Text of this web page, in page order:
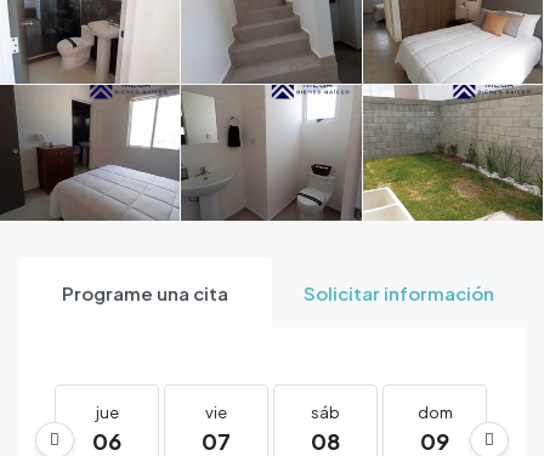
Programe una cita Solicitar información
jue
06
vie
07
sáb
08
dom
09